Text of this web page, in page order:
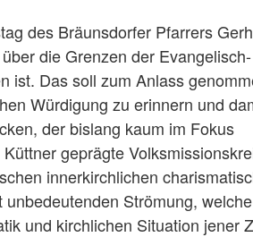
des Bräunsdorfer Pfarrers
die Grenzen der Evangelisch-
ist. Das soll zum Anlass
Würdigung zu erinnern und
der bislang kaum im Fokus
geprägte
innerkirchlichen
Strömung,
und kirchlichen Situation jener